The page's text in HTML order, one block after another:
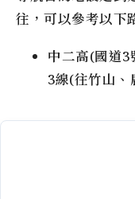
往，可以參考以下
中二高(國道
3線(往竹山